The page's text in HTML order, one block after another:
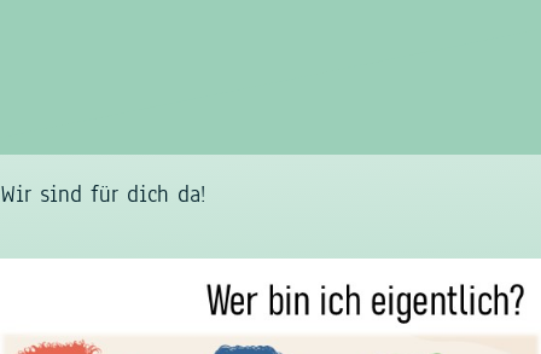
Wir sind für dich da!